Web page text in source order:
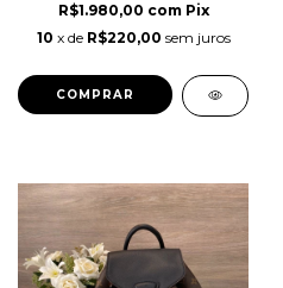
R$1.980,00 com Pix
10 x de R$220,00 sem juros